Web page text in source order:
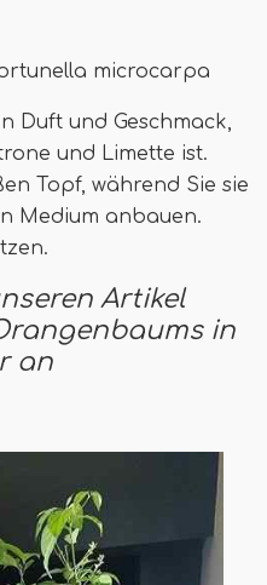
microcarpa
Duft und Geschmack,
und Limette ist.
Topf, während Sie sie
Medium anbauen.
Artikel
in
an